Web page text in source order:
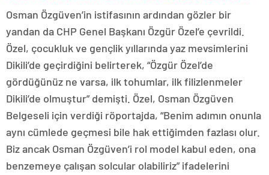
Osman Özgüven’in istifasının ardından gözler bir
yandan da CHP Genel Başkanı Özgür Özel’e çevrildi.
Özel, çocukluk ve gençlik yıllarında yaz mevsimlerini
Dikili’de geçirdiğini belirterek, “Özgür Özel’de
gördüğünüz ne varsa, ilk tohumlar, ilk filizlenmeler
Dikili’de olmuştur” demişti. Özel, Osman Özgüven
Belgeseli için verdiği röportajda, “Benim adımın onunla
aynı cümlede geçmesi bile hak ettiğimden fazlası olur.
Biz ancak Osman Özgüven’i rol model kabul eden, ona
benzemeye çalışan solcular olabiliriz” ifadelerini